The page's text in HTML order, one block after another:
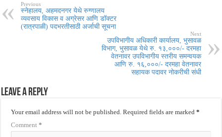
Previous
स्नेहालय, अहमदनगर येथे रुग्णालय
व्यवसाय विकास व अग्रेसर आणि डॉक्टर
(रात्रपाळी) पदभरतीसाठी अर्जाची सूचना
Next
उपविभागीय अधिकारी कार्यालय, भुसावळ
विभाग, भुसावळ येथे रु. १३,०००/- दरमहा
वेतनावर उपविभागीय स्तरीय समन्वयक
आणि रु. १६,०००/- दरमहा वेतनावर
सहायक पदावर नोकरीची संधी
Leave a Reply
Your email address will not be published. Required fields are marked*
Comment*